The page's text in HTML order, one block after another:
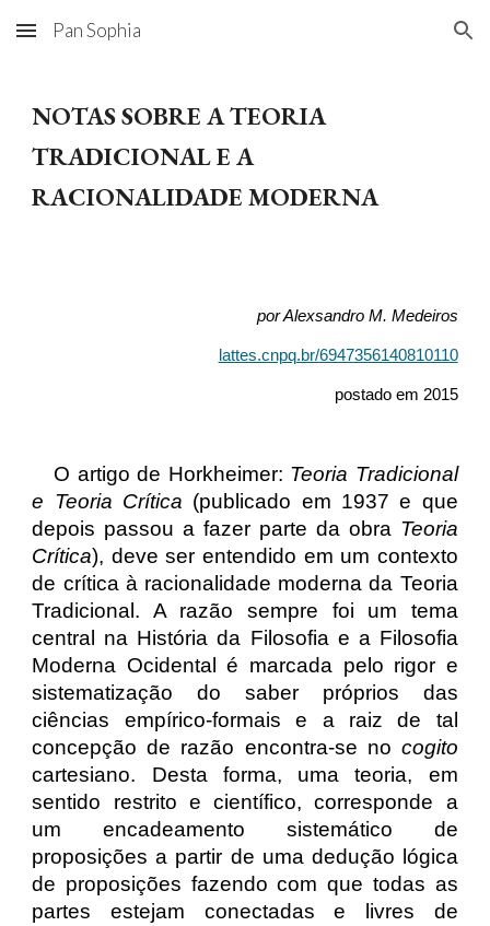
Skip to main content Skip to navigation
Pan Sophia
NOTAS SOBRE A TEORIA
TRADICIONAL E A
RACIONALIDADE MODERNA
por Alexsandro M. Medeiros
lattes.cnpq.br/6947356140810110
postado em 2015
O artigo de Horkheimer: Teoria Tradicional
e Teoria Crítica (publicado em 1937 e que
depois passou a fazer parte da obra Teoria
Crítica), deve ser entendido em um contexto
de crítica à racionalidade moderna da Teoria
Tradicional. A razão sempre foi um tema
central na História da Filosofia e a Filosofia
Moderna Ocidental é marcada pelo rigor e
sistematização do saber próprios das
ciências empírico-formais e a raiz de tal
concepção de razão encontra-se no cogito
cartesiano. Desta forma, uma teoria, em
sentido restrito e científico, corresponde a
um encadeamento sistemático de
proposições a partir de uma dedução lógica
de proposições fazendo com que todas as
partes estejam conectadas e livres de